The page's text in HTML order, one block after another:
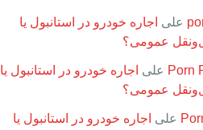
على اجاره خودرو در استانبول یا
عمومی؟
Porn على اجاره خودرو در استانبول یا
عمومی؟
على اجاره خودرو در استانبول یا